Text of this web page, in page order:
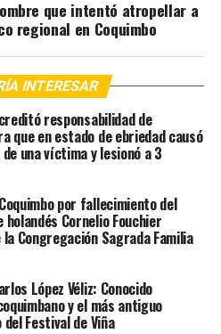
que intentó atropellar a
regional en Coquimbo
INTERESAR
responsabilidad de
que en estado de ebriedad causó
una víctima y lesionó a 3
por fallecimiento del
Cornelio Fouchier
Congregación Sagrada Familia
López Véliz: Conocido
y el más antiguo
Festival de Viña